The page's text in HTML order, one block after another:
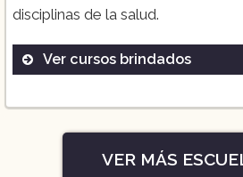
disciplinas de la salud.
Ver cursos brindados
Fisioterapia
VER MÁS